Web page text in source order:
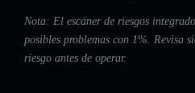
Nota: El escáner de riesgos
posibles problemas con 1%. Revisa
riesgo antes de operar.